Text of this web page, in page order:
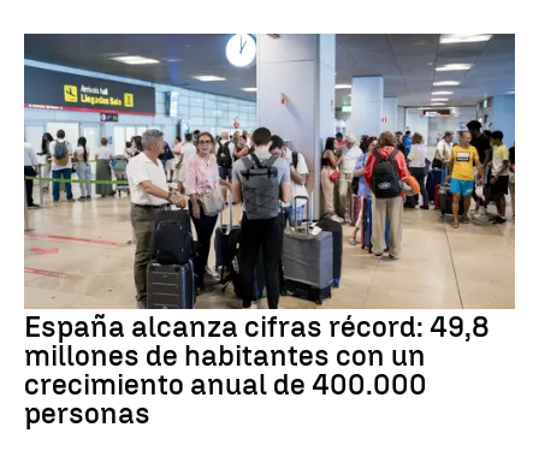
España alcanza cifras récord: 49,8
millones de habitantes con un
crecimiento anual de 400.000
personas